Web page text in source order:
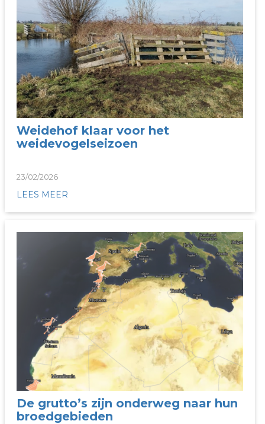
Weidehof klaar voor het
weidevogelseizoen
23/02/2026
LEES MEER
De grutto’s zijn onderweg naar hun
broedgebieden